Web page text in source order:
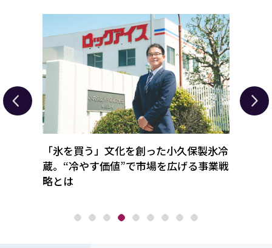
「氷を買う」文化を創った小久保製氷冷
蔵。“冷やす価値”で市場を広げる事業戦
略とは